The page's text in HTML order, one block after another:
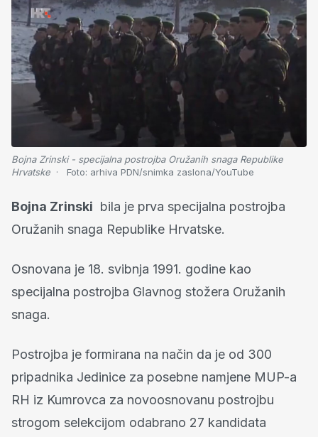
Bojna Zrinski - specijalna postrojba Oružanih snaga Republike
Hrvatske
Foto: arhiva PDN/snimka zaslona/YouTube
Bojna Zrinski bila je prva specijalna postrojba
Oružanih snaga Republike Hrvatske.
Osnovana je 18. svibnja 1991. godine kao
specijalna postrojba Glavnog stožera Oružanih
snaga.
Postrojba je formirana na način da je od 300
pripadnika Jedinice za posebne namjene MUP-a
RH iz Kumrovca ​​za novoosnovanu postrojbu
strogom selekcijom odabrano 27 kandidata